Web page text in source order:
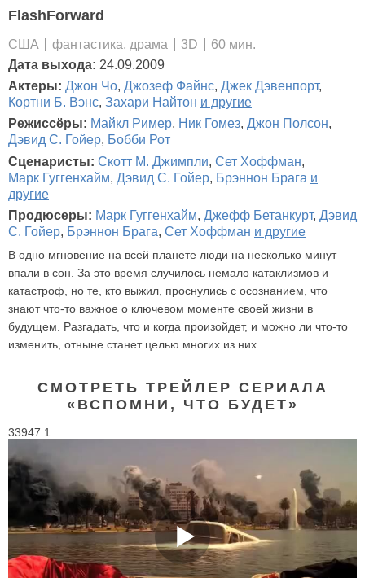
FlashForward
США фантастика, драма 3D
60 мин.
Дата выхода: 24.09.2009
Актеры: Джон Чо, Джозеф Файнс, Джек Дэвенпорт,
Кортни Б. Вэнс, Захари Найтон и другие
Режиссёры: Майкл Ример, Ник Гомез, Джон Полсон,
Дэвид С. Гойер, Бобби Рот
Сценаристы: Скотт М. Джимпли, Сет Хоффман,
Марк Гуггенхайм, Дэвид С. Гойер, Брэннон Брага и
другие
Продюсеры: Марк Гуггенхайм, Джефф Бетанкурт, Дэвид
С. Гойер, Брэннон Брага, Сет Хоффман и другие
В одно мгновение на всей планете люди на несколько минут
впали в сон. За это время случилось немало катаклизмов и
катастроф, но те, кто выжил, проснулись с осознанием, что
знают что-то важное о ключевом моменте своей жизни в
будущем. Разгадать, что и когда произойдет, и можно ли что-то
изменить, отныне станет целью многих из них.
СМОТРЕТЬ ТРЕЙЛЕР СЕРИАЛА
«ВСПОМНИ, ЧТО БУДЕТ»
33947 1